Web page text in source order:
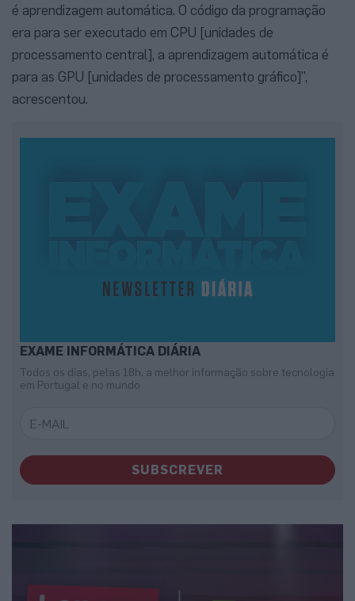
é aprendizagem automática. O código da programação
era para ser executado em CPU [unidades de
processamento central], a aprendizagem automática é
para as GPU [unidades de processamento gráfico]”,
acrescentou.
EXAME INFORMÁTICA DIÁRIA
Todos os dias, pelas 18h, a melhor informação sobre tecnologia
em Portugal e no mundo
SUBSCREVER